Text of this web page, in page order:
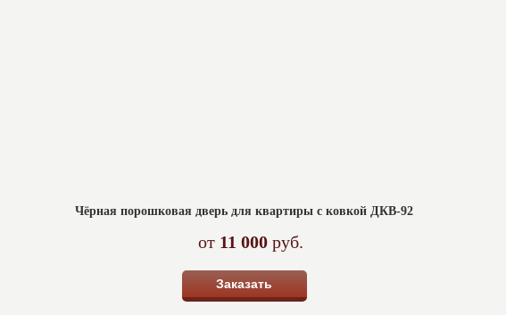
Чёрная порошковая дверь для квартиры с ковкой ДКВ-92
от 11 000руб.
Заказать